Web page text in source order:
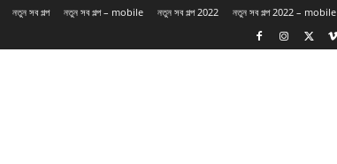
নতুন সব গল্প নতুন সব গল্প – mobile নতুন সব গল্প 2022 নতুন সব গল্প 2022 – mobile